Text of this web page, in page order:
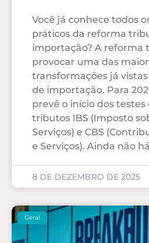
Você já conhece todos
práticos da reforma
importação? A reforma
provocar uma das
transformações já
de importação. Para
prevê o início dos testes
tributos IBS (Imposto
Serviços) e CBS
e Serviços). Ainda não
8 DE DEZEMBRO DE 2025
Geral